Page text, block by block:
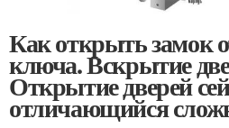
Как открыть замок
ключа. Вскрытие
Открытие дверей
отличающийся